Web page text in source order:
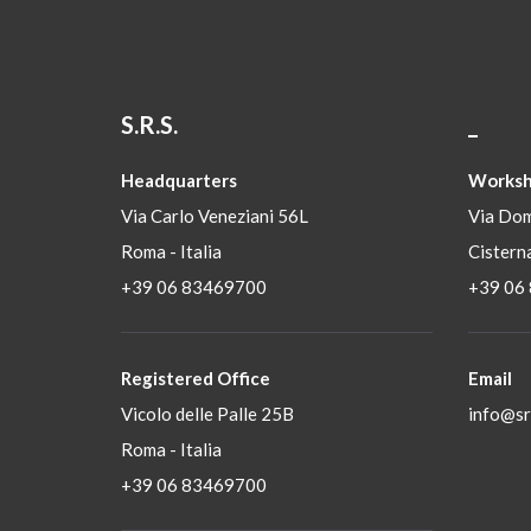
S.R.S.
Headquarters
Via Carlo Veneziani 56L
Roma - Italia
+39 06 83469700
Registered Office
Vicolo delle Palle 25B
Roma - Italia
+39 06 83469700
Via
+39 06
Email